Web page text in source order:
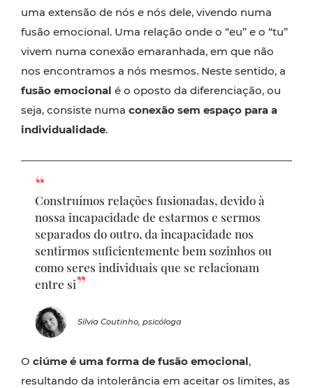
uma extensão de nós e nós dele, vivendo numa
fusão emocional. Uma relação onde o “eu” e o “tu”
vivem numa conexão emaranhada, em que não
nos encontramos a nós mesmos. Neste sentido, a
fusão emocional é o oposto da diferenciação, ou
seja, consiste numa conexão sem espaço para a
individualidade.
Construímos relações fusionadas, devido à
nossa incapacidade de estarmos e sermos
separados do outro, da incapacidade nos
sentirmos suficientemente bem sozinhos ou
como seres individuais que se relacionam
entre si
Sílvia Coutinho, psicóloga
O ciúme é uma forma de fusão emocional,
resultando da intolerância em aceitar os limites, as